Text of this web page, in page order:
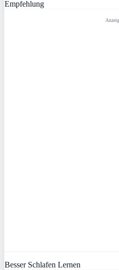
Empfehlung
Besser Schlafen Lernen